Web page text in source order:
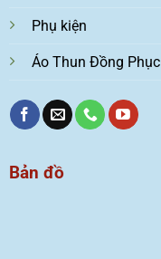
Phụ kiện
Áo Thun Đồng Phục
Bản đồ